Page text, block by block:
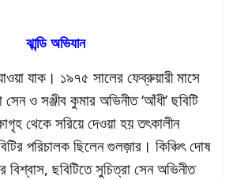
ঝান্ডি অভিযান
যাক। ১৯৭৫ সালের ফেব্রুয়ারী মাসে
ও সঞ্জীব কুমার অভিনীত ‘আঁধী’ ছবিটি
থেকে সরিয়ে দেওয়া হয় তৎকালীন
পরিচালক ছিলেন গুলজ়ার। কিঞ্চিৎ দোষ
ছবিটিতে সুচিত্রা সেন অভিনীত